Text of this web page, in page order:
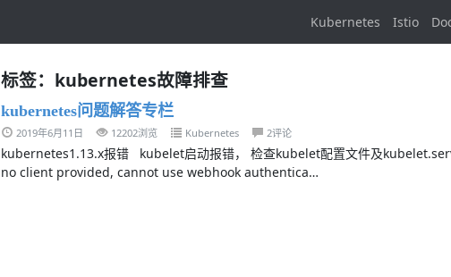
Kubernetes Istio
标签：kubernetes故障排查
kubernetes问题解答专栏
2019年6月11日 12202浏览 Kubernetes 2评论
kubernetes1.13.x报错 kubelet启动报错， 检查kubelet配置文件及
no client provided, cannot use webhook authentica…